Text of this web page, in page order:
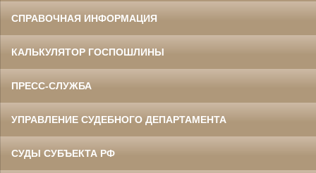
СПРАВОЧНАЯ ИНФОРМАЦИЯ
КАЛЬКУЛЯТОР ГОСПОШЛИНЫ
ПРЕСС-СЛУЖБА
УПРАВЛЕНИЕ СУДЕБНОГО ДЕПАРТАМЕНТА
СУДЫ СУБЪЕКТА РФ